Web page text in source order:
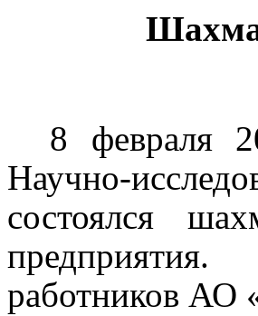
8 февраля
Научно-
состоялся
предприятия.
работников